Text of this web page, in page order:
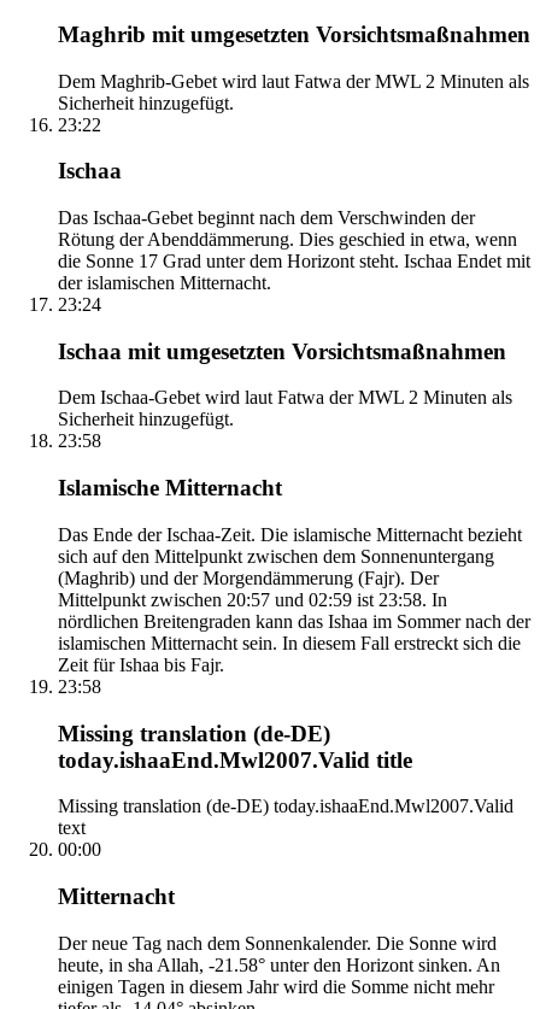
Maghrib mit umgesetzten Vorsichtsmaßnahmen
Dem Maghrib-Gebet wird laut Fatwa der MWL 2 Minuten als
Sicherheit hinzugefügt.
23:22
Ischaa
Das Ischaa-Gebet beginnt nach dem Verschwinden der
Rötung der Abenddämmerung. Dies geschied in etwa, wenn
die Sonne 17 Grad unter dem Horizont steht. Ischaa Endet mit
der islamischen Mitternacht.
23:24
Ischaa mit umgesetzten Vorsichtsmaßnahmen
Dem Ischaa-Gebet wird laut Fatwa der MWL 2 Minuten als
Sicherheit hinzugefügt.
23:58
Islamische Mitternacht
Das Ende der Ischaa-Zeit. Die islamische Mitternacht bezieht
sich auf den Mittelpunkt zwischen dem Sonnenuntergang
(Maghrib) und der Morgendämmerung (Fajr). Der
Mittelpunkt zwischen 20:57 und 02:59 ist 23:58. In
nördlichen Breitengraden kann das Ishaa im Sommer nach der
islamischen Mitternacht sein. In diesem Fall erstreckt sich die
Zeit für Ishaa bis Fajr.
23:58
Missing translation (de-DE)
today.ishaaEnd.Mwl2007.Valid title
Missing translation (de-DE) today.ishaaEnd.Mwl2007.Valid
text
00:00
Mitternacht
Der neue Tag nach dem Sonnenkalender. Die Sonne wird
heute, in sha Allah, -21.58° unter den Horizont sinken. An
einigen Tagen in diesem Jahr wird die Somme nicht mehr